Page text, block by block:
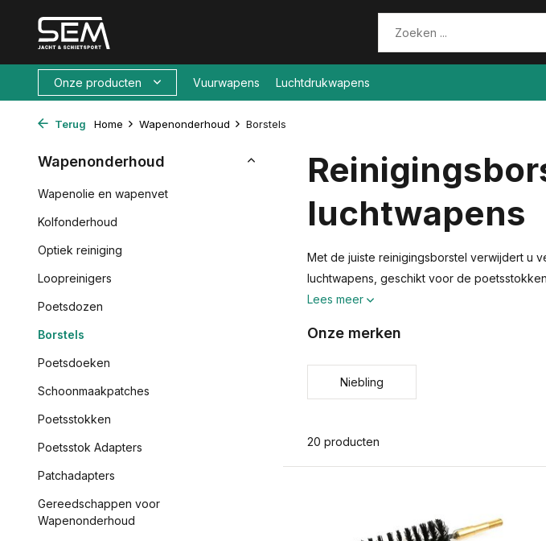
Onze producten Vuurwapens Luchtdrukwapens
Terug Home Wapenonderhoud Borstels
Wapenonderhoud
Wapenolie en wapenvet
Kolfonderhoud
Optiek reiniging
Loopreinigers
Poetsdozen
Borstels
Poetsdoeken
Schoonmaakpatches
Poetsstokken
Poetsstok Adapters
Patchadapters
Gereedschappen voor
Wapenonderhoud
luchtwapens
Met de juiste reinigingsborstel verwijdert u
luchtwapens, geschikt voor de
Lees meer
Onze merken
Niebling
20 producten